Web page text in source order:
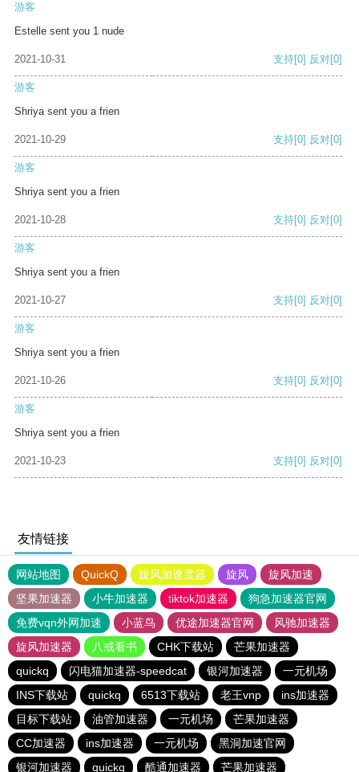
游客
Estelle sent you 1 nude
2021-10-31 支持[0] 反对[0]
游客
Shriya sent you a frien
2021-10-29 支持[0] 反对[0]
游客
Shriya sent you a frien
2021-10-28 支持[0] 反对[0]
游客
Shriya sent you a frien
2021-10-27 支持[0] 反对[0]
游客
Shriya sent you a frien
2021-10-26 支持[0] 反对[0]
游客
Shriya sent you a frien
2021-10-23 支持[0] 反对[0]
友情链接
网站地图 QuickQ 旋风加速度器 旋风
旋风加速
坚果加速器
小牛加速器 tiktok加速器
狗急加速器官网
免费vqn外网加速
小蓝鸟 优途加速器官网
风驰加速器
旋风加速器
八戒看书 CHK下载站
芒果加速器
quickq
闪电猫加速器-speedcat 银河加速器
一元机场
INS下载站
quickq 6513下载站 老王vnp
ins加速器
目标下载站
油管加速器 一元机场
芒果加速器
CC加速器
ins加速器 一元机场
黑洞加速官网
银河加速器
quickq 酷通加速器 芒果加速器